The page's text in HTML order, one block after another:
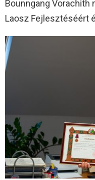
Bounngang Vorachith
Laosz Fejlesztéséért